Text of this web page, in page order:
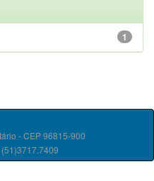
1
- CEP 96815-900